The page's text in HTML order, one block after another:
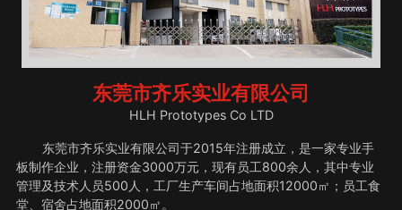
东莞市齐乐实业有限公司
HLH Prototypes Co LTD
东莞市齐乐实业有限公司于2015年注册成立，是一家专业手
板制作企业，注册资金3000万元，现有员工800余人，其中专业
管理及技术人员500人，工厂生产车间占地面积12000㎡；员工食
堂、宿舍占地面积2000㎡。